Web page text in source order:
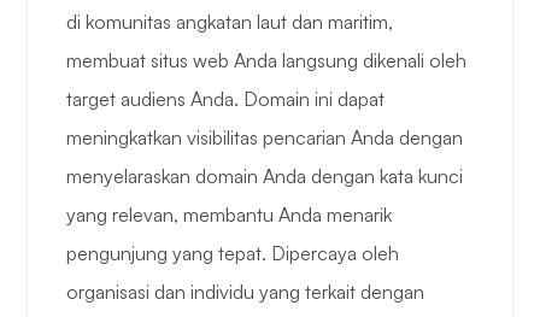
di komunitas angkatan laut dan maritim,
membuat situs web Anda langsung dikenali oleh
target audiens Anda. Domain ini dapat
meningkatkan visibilitas pencarian Anda dengan
menyelaraskan domain Anda dengan kata kunci
yang relevan, membantu Anda menarik
pengunjung yang tepat. Dipercaya oleh
organisasi dan individu yang terkait dengan